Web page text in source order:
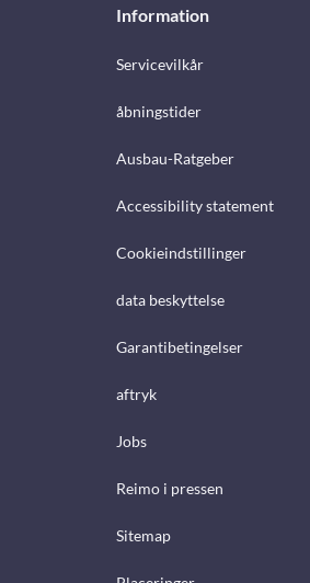
Information
Servicevilkår
åbningstider
Ausbau-Ratgeber
Accessibility statement
Cookieindstillinger
data beskyttelse
Garantibetingelser
aftryk
Jobs
Reimo i pressen
Sitemap